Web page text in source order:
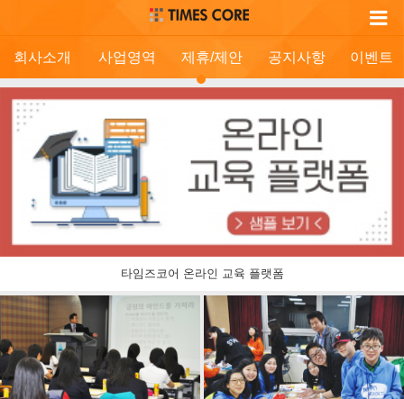
회사소개 사업영역 제휴/제안 공지사항 이벤트
타임즈코어 온라인 교육 플랫폼